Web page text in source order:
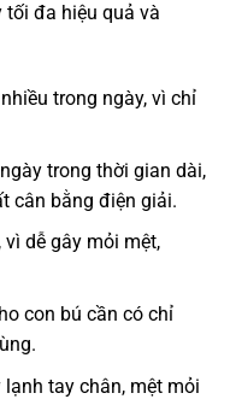
đa hiệu quả và
trong ngày, vì chỉ
trong thời gian dài,
cân bằng điện giải.
dễ gây mỏi mệt,
con bú cần có chỉ
tay chân, mệt mỏi